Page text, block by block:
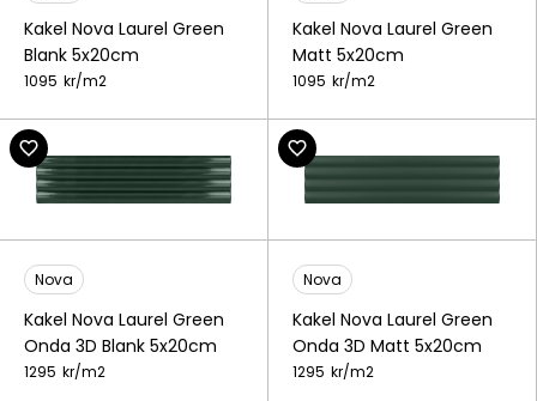
Kakel Nova Laurel Green
Blank 5x20cm
1095 kr/m2
Kakel Nova Laurel Green
Matt 5x20cm
1095 kr/m2
Nova
Kakel Nova Laurel Green
Onda 3D Blank 5x20cm
1295 kr/m2
Nova
Kakel Nova Laurel Green
Onda 3D Matt 5x20cm
1295 kr/m2